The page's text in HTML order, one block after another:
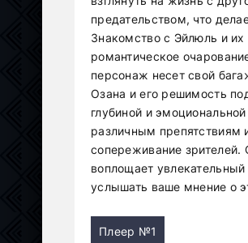
предательством, что
Знакомство с Эйлюль и
романтическое
персонаж несет свой
Озана и его решимость
глубиной и
различным препятствиям
сопереживание
воплощает
услышать ваше мнение о
Плеер №1